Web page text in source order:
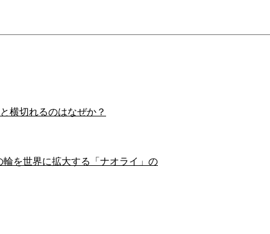
横切れるのはなぜか？
を世界に拡大する「ナオライ」の